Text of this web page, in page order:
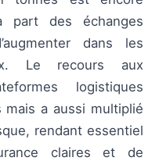
part des échanges
dans les
Le recours aux
logistiques
a aussi multiplié
rendant essentiel
claires et de